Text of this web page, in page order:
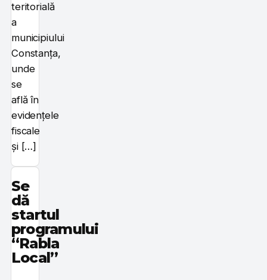
teritorială
a
municipiului
Constanța,
unde
se
află în
evidențele
fiscale
și […]
Se
dă
startul
programului
“Rabla
Local”